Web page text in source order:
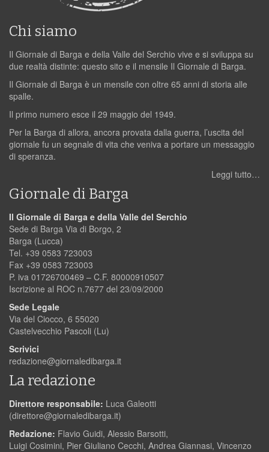
Chi siamo
Il Giornale di Barga e della Valle del Serchio vive e si sviluppa su
due realtà distinte: questo sito e il mensile Il Giornale di Barga.
Il Giornale di Barga è un mensile con oltre 65 anni di storia alle
spalle.
Il primo numero esce il 29 maggio del 1949.
Per la Barga di allora, ancora provata dalla guerra, l’uscita del
giornale fu un segnale di vita che veniva a portare un messaggio
di speranza.
Leggi tutto…
Giornale di Barga
Il Giornale di Barga e della Valle del Serchio
Sede di Barga Via di Borgo, 2
Barga (Lucca)
Tel. +39 0583 723003
Fax +39 0583 723003
P. iva 01726700469 – C.F. 80000910507
Iscrizione al ROC n.7677 del 23/09/2000
Sede Legale
Via del Ciocco, 6 55020
Castelvecchio Pascoli (Lu)
Scrivici
redazione@giornaledibarga.it
La redazione
Direttore responsabile: Luca Galeotti
(direttore@giornaledibarga.it)
Redazione: Flavio Guidi, Alessio Barsotti,
Luigi Cosimini, Pier Giuliano Cecchi, Andrea Giannasi, Vincenzo